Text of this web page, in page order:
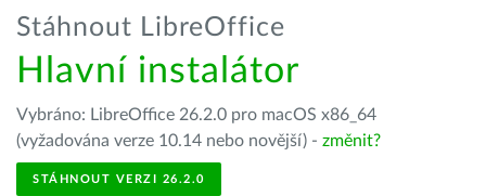
Stáhnout LibreOffice
Hlavní instalátor
Vybráno: LibreOffice 26.2.0 pro macOS x86_64
(vyžadována verze 10.14 nebo novější) - změnit?
STÁHNOUT VERZI 26.2.0